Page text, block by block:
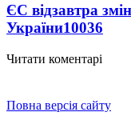
ЄС відзавтра
України10036
Читати коментарі
Повна версія сайту